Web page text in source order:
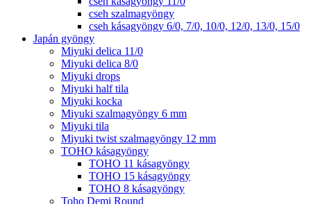
cseh szalmagyöngy
cseh kásagyöngy 6/0, 7/0, 10/0, 12/0, 13/0, 15/0
Japán gyöngy
Miyuki delica 11/0
Miyuki delica 8/0
Miyuki drops
Miyuki half tila
Miyuki kocka
Miyuki szalmagyöngy 6 mm
Miyuki tila
Miyuki twist szalmagyöngy 12 mm
TOHO kásagyöngy
TOHO 11 kásagyöngy
TOHO 15 kásagyöngy
TOHO 8 kásagyöngy
Toho Demi Round